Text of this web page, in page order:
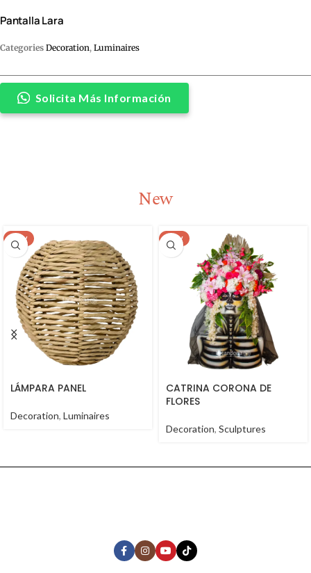
Pantalla Lara
Categories Decoration, Luminaires
Solicita Más Información
New
NEW
LÁMPARA PANEL
Decoration, Luminaires
NEW
CATRINA CORONA DE
FLORES
Decoration, Sculptures